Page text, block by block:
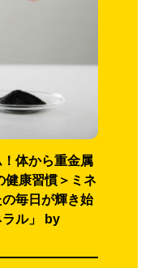
体から重金属
健康習慣＞ミネ
毎日が輝き始
ラル」 by